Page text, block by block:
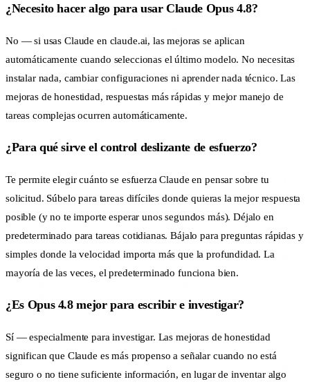
¿Necesito hacer algo para usar Claude Opus 4.8?
No — si usas Claude en claude.ai, las mejoras se aplican
automáticamente cuando seleccionas el último modelo. No necesitas
instalar nada, cambiar configuraciones ni aprender nada técnico. Las
mejoras de honestidad, respuestas más rápidas y mejor manejo de
tareas complejas ocurren automáticamente.
¿Para qué sirve el control deslizante de esfuerzo?
Te permite elegir cuánto se esfuerza Claude en pensar sobre tu
solicitud. Súbelo para tareas difíciles donde quieras la mejor respuesta
posible (y no te importe esperar unos segundos más). Déjalo en
predeterminado para tareas cotidianas. Bájalo para preguntas rápidas y
simples donde la velocidad importa más que la profundidad. La
mayoría de las veces, el predeterminado funciona bien.
¿Es Opus 4.8 mejor para escribir e investigar?
Sí — especialmente para investigar. Las mejoras de honestidad
significan que Claude es más propenso a señalar cuando no está
seguro o no tiene suficiente información, en lugar de inventar algo